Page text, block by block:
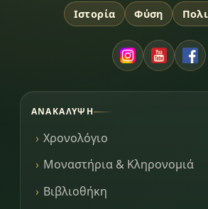
Ιστορία Φύση
ΑΝΑΚΆΛΥΨΗ
Χρονολόγιο
Μοναστήρια & Κληρονομιά
Βιβλιοθήκη